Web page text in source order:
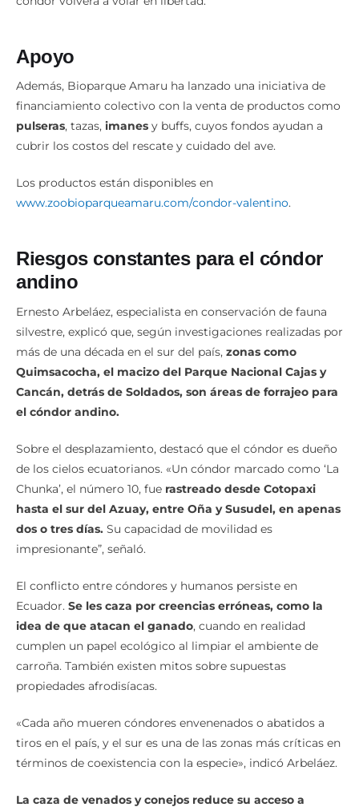
Apoyo
Además, Bioparque Amaru ha lanzado una iniciativa de
financiamiento colectivo con la venta de productos como
pulseras, tazas, imanes y buffs, cuyos fondos ayudan a
cubrir los costos del rescate y cuidado del ave.
Los productos están disponibles en
www.zoobioparqueamaru.com/condor-valentino.
Riesgos constantes para el cóndor
andino
Ernesto Arbeláez, especialista en conservación de fauna
silvestre, explicó que, según investigaciones realizadas por
más de una década en el sur del país, zonas como
Quimsacocha, el macizo del Parque Nacional Cajas y
Cancán, detrás de Soldados, son áreas de forrajeo para
el cóndor andino.
Sobre el desplazamiento, destacó que el cóndor es dueño
de los cielos ecuatorianos. «Un cóndor marcado como ‘La
Chunka’, el número 10, fue rastreado desde Cotopaxi
hasta el sur del Azuay, entre Oña y Susudel, en apenas
dos o tres días. Su capacidad de movilidad es
impresionante”, señaló.
El conflicto entre cóndores y humanos persiste en
Ecuador. Se les caza por creencias erróneas, como la
idea de que atacan el ganado, cuando en realidad
cumplen un papel ecológico al limpiar el ambiente de
carroña. También existen mitos sobre supuestas
propiedades afrodisíacas.
«Cada año mueren cóndores envenenados o abatidos a
tiros en el país, y el sur es una de las zonas más críticas en
términos de coexistencia con la especie», indicó Arbeláez.
La caza de venados y conejos reduce su acceso a